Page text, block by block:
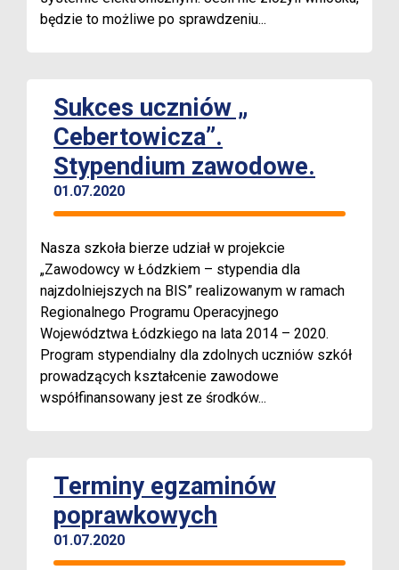
będzie to możliwe po sprawdzeniu...
Sukces uczniów „
Cebertowicza”.
Stypendium zawodowe.
01.07.2020
Nasza szkoła bierze udział w projekcie
„Zawodowcy w Łódzkiem – stypendia dla
najzdolniejszych na BIS” realizowanym w ramach
Regionalnego Programu Operacyjnego
Województwa Łódzkiego na lata 2014 – 2020.
Program stypendialny dla zdolnych uczniów szkół
prowadzących kształcenie zawodowe
współfinansowany jest ze środków...
Terminy egzaminów
poprawkowych
01.07.2020